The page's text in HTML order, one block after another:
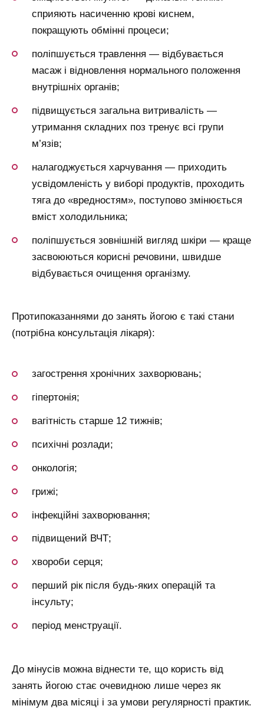
сприяють насиченню крові киснем,
покращують обмінні процеси;
поліпшується травлення — відбувається
масаж і відновлення нормального положення
внутрішніх органів;
підвищується загальна витривалість —
утримання складних поз тренує всі групи
м’язів;
налагоджується харчування — приходить
усвідомленість у виборі продуктів, проходить
тяга до «вредностям», поступово змінюється
вміст холодильника;
поліпшується зовнішній вигляд шкіри — краще
засвоюються корисні речовини, швидше
відбувається очищення організму.
Протипоказаннями до занять йогою є такі стани
(потрібна консультація лікаря):
загострення хронічних захворювань;
гіпертонія;
вагітність старше 12 тижнів;
психічні розлади;
онкологія;
грижі;
інфекційні захворювання;
підвищений ВЧТ;
хвороби серця;
перший рік після будь-яких операцій та
інсульту;
період менструації.
До мінусів можна віднести те, що користь від
занять йогою стає очевидною лише через як
мінімум два місяці і за умови регулярності практик.